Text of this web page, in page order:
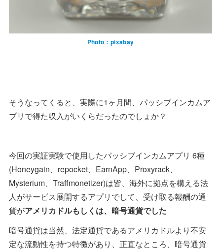
Photo：pixabay
そうなってくると、実際に1ヶ月間、パッシブインカムア
プリで得た収入がいくらだったのでしょか？
今回の実証実験で使用したパッシブインカムアプリ 6種
(Honeygain、repocket、EarnApp、Proxyrack、
Mysterium、Traffmonetizer)は皆、海外に拠点を構える法
人がサービス展開するアプリでして、受け取る報酬の通
貨がアメリカドルもしくは、暗号通貨でした
暗号通貨は当然、法定通貨であるアメリカドルより不安
定な流動性を持つ特徴があり、正直なところ、暗号通貨